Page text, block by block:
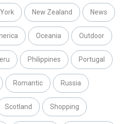
New Zealand News
Oceania Outdoor
Philippines Portugal
Romantic Russia
Scotland Shopping